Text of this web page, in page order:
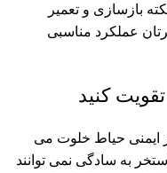
استخر خود پیدا کنید. در ادامه 7 نکته بازسازی و تعمیر
عملکرد مناسبی
کنید
ایمنی حیاط خلوت می
به سادگی نمی توانند